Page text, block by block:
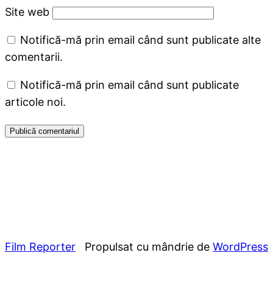
Site web
Notifică-mă prin email când sunt publicate alte
comentarii.
Notifică-mă prin email când sunt publicate
articole noi.
Film Reporter Propulsat cu mândrie de WordPress